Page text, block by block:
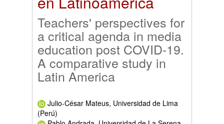
Teachers' perspectives for
a critical agenda in media
education post COVID-19.
A comparative study in
Latin America
Julio-César Mateus, Universidad de Lima
(Perú)